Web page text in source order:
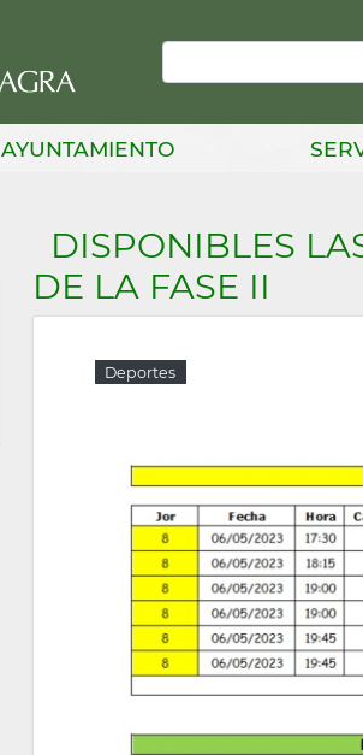
Buscar
AYUNTAMIENTO
DISPONIBLES
DE LA FASE II
Deportes